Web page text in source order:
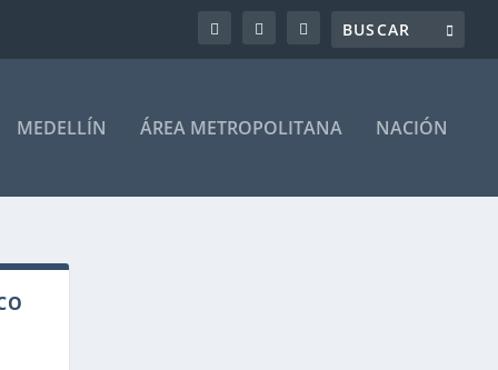
MEDELLÍN ÁREA METROPOLITANA NACIÓN